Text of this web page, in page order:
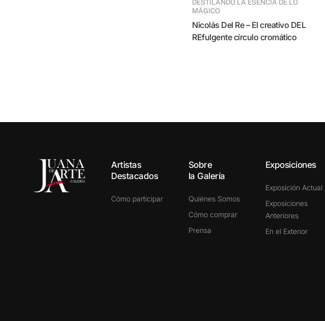
DESTILANDO LA ESENCIA DE LO
MÁGICO
Nicolás Del Re – El creativo DEL
REfulgente círculo cromático
Artistas
Destacados
Cómo participar
Sobre
la Galería
Quiénes Somos
Cómo comprar
Prensa
Exposiciones
Exposición Actual
Exposiciones
Anteriores
En el Exterior